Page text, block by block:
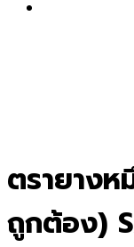
ตรายางห
ถูกต้อง)